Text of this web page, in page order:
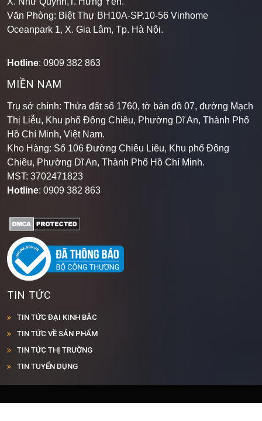
Văn Phòng: Biệt Thự BH10A-SP.10-56 Vinhome
Oceanpark 1, X. Gia Lâm, Tp. Hà Nội.
Hotline: 0909 382 863
MIỀN NAM
Trụ sở chính: Thửa đất số 1760, tờ bản đồ 07, đường Mạch
Thị Liễu, Khu phố Đông Chiêu, Phường Dĩ An, Thành Phố
Hồ Chí Minh, Việt Nam.
Kho Hàng: Số 106 Đường Chiêu Liêu, Khu phố Đông
Chiêu, Phường Dĩ An, Thành Phố Hồ Chí Minh.
MST: 3702471823
Hotline: 0909 382 863
TIN TỨC
TIN TỨC ĐẠI KINH BẮC
TIN TỨC VỀ SẢN PHẨM
TIN TỨC THỊ TRƯỜNG
TIN TUYỂN DỤNG